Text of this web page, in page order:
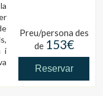
i
Preu/persona des
de 153€
Reservar